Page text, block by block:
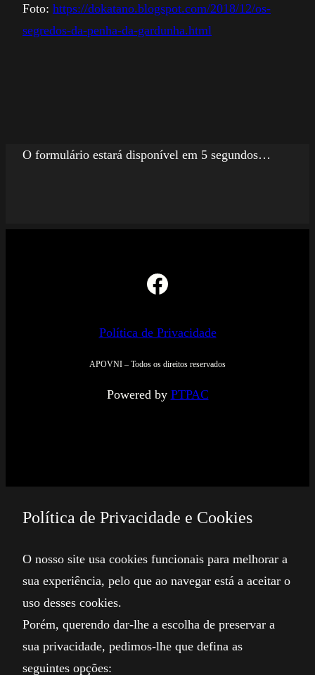
Foto: https://dokatano.blogspot.com/2018/12/os-
segredos-da-penha-da-gardunha.html
O formulário estará disponível em 5 segundos…
Facebook
Política de Privacidade
APOVNI – Todos os direitos reservados
Powered by PTPAC
Política de Privacidade e Cookies
O nosso site usa cookies funcionais para melhorar a
sua experiência, pelo que ao navegar está a aceitar o
uso desses cookies.
Porém, querendo dar-lhe a escolha de preservar a
sua privacidade, pedimos-lhe que defina as
seguintes opções: